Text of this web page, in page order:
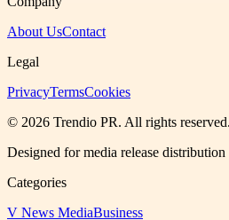
About UsContact
Legal
PrivacyTermsCookies
© 2026 Trendio PR. All rights reserved.
Designed for media release
Categories
V News MediaBusiness